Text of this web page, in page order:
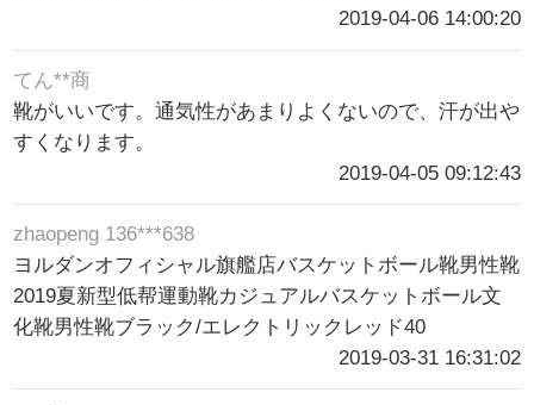
2019-04-06 14:00:20
てん**商
靴がいいです。通気性があまりよくないので、汗が出や
すくなります。
2019-04-05 09:12:43
zhaopeng 136***638
ヨルダンオフィシャル旗艦店バスケットボール靴男性靴
2019夏新型低帮運動靴カジュアルバスケットボール文
化靴男性靴ブラック/エレクトリックレッド40
2019-03-31 16:31:02